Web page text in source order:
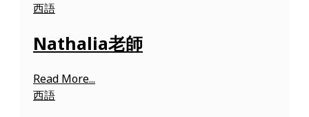
西語
Nathalia老師
Read More...
西語